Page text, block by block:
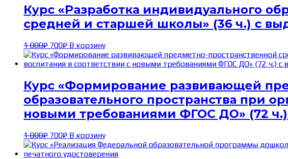
1 000₽.
Курс «Разработка индивидуального
средней и старшей школы» (36 ч.) с
1 000₽ Первоначальная
цена
составляла
700₽Текущая
цена:
700₽.
В корзину
Курс «Формирование развивающей
образовательного пространства при
новыми требованиями ФГОС ДО» (72
1 000₽ Первоначальная
цена
составляла
700₽Текущая
цена:
700₽.
В корзину